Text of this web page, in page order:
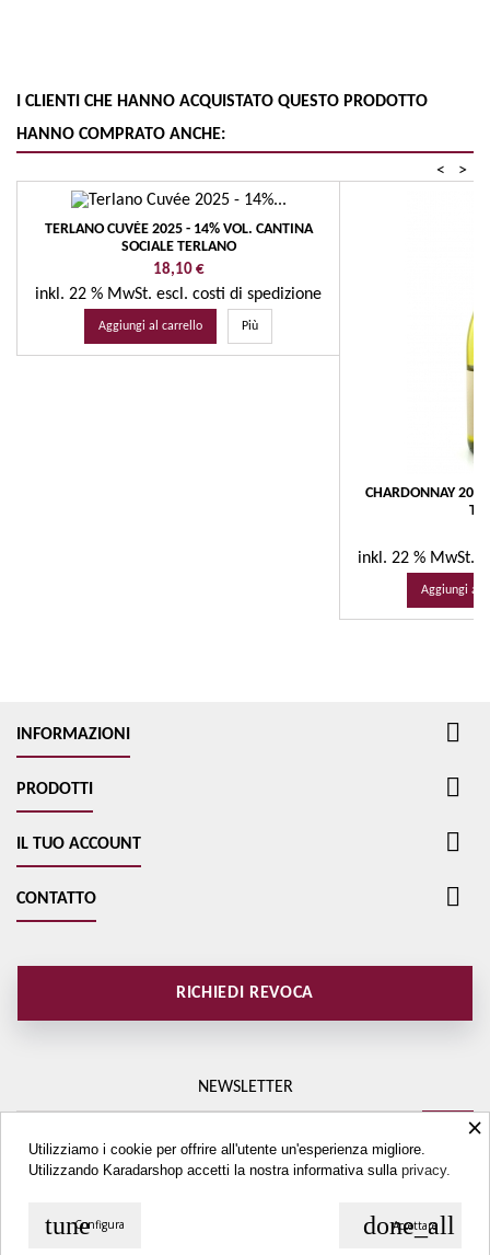
I CLIENTI CHE HANNO ACQUISTATO QUESTO PRODOTTO
HANNO COMPRATO ANCHE:
>
<
TERLANO CUVÉE 2025 - 14% VOL. CANTINA
SOCIALE TERLANO
Prezzo
18,10 €
inkl. 22 % MwSt. escl. costi di spedizione
Aggiungi al carrello Più
CHARDONNAY
inkl. 22 % MwSt.
Aggiungi al
INFORMAZIONI 
PRODOTTI 
IL TUO ACCOUNT 
CONTATTO 
RICHIEDI REVOCA
NEWSLETTER
×
Utilizziamo i cookie per offrire all'utente un'esperienza migliore.
Utilizzando Karadarshop accetti la nostra informativa sullaprivacy.
done_all
Accettare
tuneConfigura